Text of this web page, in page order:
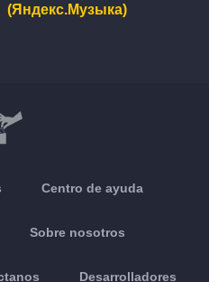
(Яндекс.Музыка)
Centro de ayuda
Sobre nosotros
Desarrolladores